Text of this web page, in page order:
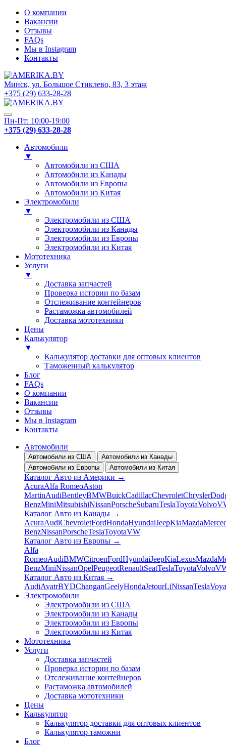
О компании
Вакансии
Отзывы
FAQs
Мы в Instagram
Контакты
Минск, ул. Большое Стиклево, 83, 3 этаж
+375 (29) 633-28-28
Пн-Пт: 10:00-19:00
+375 (29) 633-28-28
Автомобили
▼
Автомобили из США
Автомобили из Канады
Автомобили из Европы
Автомобили из Китая
Электромобили
▼
Электромобили из США
Электромобили из Канады
Электромобили из Европы
Электромобили из Китая
Мототехника
Услуги
▼
Доставка запчастей
Проверка истории по базам
Отслеживание контейнеров
Растаможка автомобилей
Доставка мототехники
Цены
Калькулятор
▼
Калькулятор доставки для оптовых клиентов
Таможенный калькулятор
Блог
FAQs
О компании
Вакансии
Отзывы
Мы в Instagram
Контакты
Автомобили
Автомобили из США
Автомобили из Канады
Автомобили из Европы
Автомобили из Китая
Каталог Авто из Америки →
AcuraAlfa RomeoAston
MartinAudiBentleyBMWBuickCadillacChevroletChrysler
BenzMiniMitsubishiNissanPorscheSubaruTeslaToyotaVolvo
Каталог Авто из Канады →
AcuraAudiChevroletFordHondaHyundaiJeepKiaMazda
BenzNissanPorscheTeslaToyotaVW
Каталог Авто из Европы →
Alfa
RomeoAudiBMWCitroenFordHyundaiJeepKiaLexusMazda
BenzMiniNissanOpelPeugeotRenaultSeatTeslaToyotaVolvo
Каталог Авто из Китая →
AudiAvatrBYDChanganGeelyHondaJetourLiNissanTesla
Электромобили
Электромобили из США
Электромобили из Канады
Электромобили из Европы
Электромобили из Китая
Мототехника
Услуги
Доставка запчастей
Проверка истории по базам
Отслеживание контейнеров
Растаможка автомобилей
Доставка мототехники
Цены
Калькулятор
Калькулятор доставки для оптовых клиентов
Калькулятор таможни
Блог